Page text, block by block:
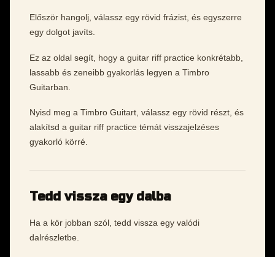
Először hangolj, válassz egy rövid frázist, és egyszerre
egy dolgot javíts.
Ez az oldal segít, hogy a guitar riff practice konkrétabb,
lassabb és zeneibb gyakorlás legyen a Timbro
Guitarban.
Nyisd meg a Timbro Guitart, válassz egy rövid részt, és
alakítsd a guitar riff practice témát visszajelzéses
gyakorló körré.
Tedd vissza egy dalba
Ha a kör jobban szól, tedd vissza egy valódi
dalrészletbe.